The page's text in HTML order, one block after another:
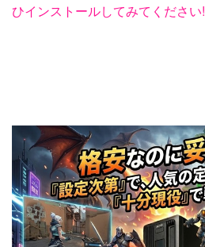
ひインストールしてみてください!